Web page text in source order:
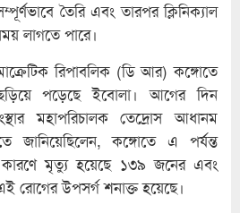
তৈরি এবং তারপর ক্লিনিক্যাল
লাগতে পারে।
রিপাবলিক (ডি আর) কঙ্গোতে
ছড়িয়ে পড়েছে ইবোলা। আগের দিন
মহাপরিচালক তেদ্রোস আধানম
জানিয়েছিলেন, কঙ্গোতে এ পর্যন্ত
মৃত্যু হয়েছে ১৩৯ জনের এবং
উপসর্গ শনাক্ত হয়েছে।